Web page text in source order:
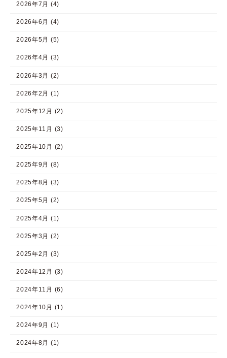
2026年7月 (4)
2026年6月 (4)
2026年5月 (5)
2026年4月 (3)
2026年3月 (2)
2026年2月 (1)
2025年12月 (2)
2025年11月 (3)
2025年10月 (2)
2025年9月 (8)
2025年8月 (3)
2025年5月 (2)
2025年4月 (1)
2025年3月 (2)
2025年2月 (3)
2024年12月 (3)
2024年11月 (6)
2024年10月 (1)
2024年9月 (1)
2024年8月 (1)